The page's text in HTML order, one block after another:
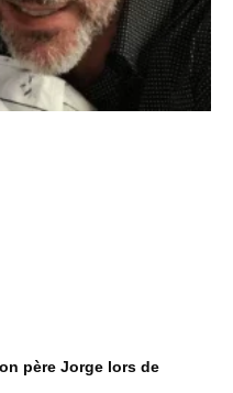
père Jorge lors de